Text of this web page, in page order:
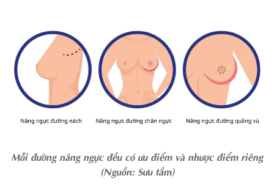
Mỗi đường nâng ngực đều có ưu điểm và nhược điểm riêng
(Nguồn: Sưu tầm)